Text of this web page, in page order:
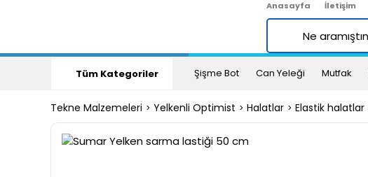
Anasayfa İletişim
Tüm Kategoriler Şişme Bot Can Yeleği Mutfak
Tekne Malzemeleri Yelkenli Optimist Halatlar Elastik halatlar